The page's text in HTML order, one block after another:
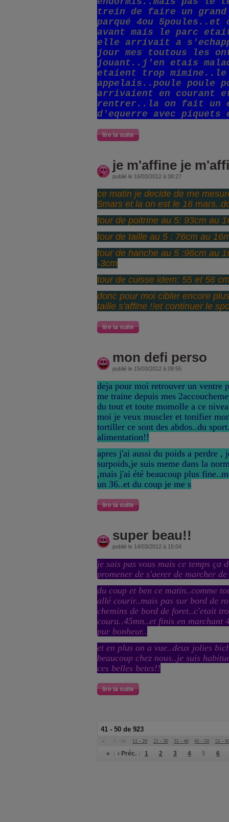
trein de faire un grand
parqué 4ou
avant mais le parc
elle arrivait a
jour mes toutous les
jouant..j'en etais
etaient trop
appelais..poule poule
arrivaient en courant
rentrer..la on fait un
d'equerre avec piquets
lire la suite
je m'affine je
publié le 16/03/2012 à 08:27
ce matin je decide de me
5mars et la on est le 16
tour de poitrine au 5: 93cm au
tour de taille au 5 : 76cm au
tour de hanche au 5 :96cm au
-3cm
tour de cuisse idem: 55 et 56
donc pour moi cibler encore
taille s'affine !!et continuer le
lire la suite
mon defi perso
publié le 15/03/2012 à 09:55
deja pour moi retrouver un ventre
me traine depuis mes
du tout et toute momolle a ce
moi je veux muscler et tonifier
tortiller ce sont des abdos..du
alimentation!!
apres j'ai aussi du poids a perdre ,
surpoids,je suis meme dans la
,mais j'ai été beaucoup plus
un 36..et du coup je me s
lire la suite
super beau!!
publié le 14/03/2012 à 15:04
je sais pas vous mais ce temps ça
promener de s'aerer de marcher
du coup et ben ce matin..comme
allé courir..mais pas sur bord de
chemins de bord de foret..c'etait
couru..45mn..et finis en marchant
pur bonheur..
et en plus on a vue..deux jolies
beaucoup chez nous..je suis
ces belles betes!!
lire la suite
41 - 50 de 923
« 1 - 10 11 - 20 21 - 30 31 - 40 41 - 50 51 -
« ‹ Préc. 1 2 3 4 5 6